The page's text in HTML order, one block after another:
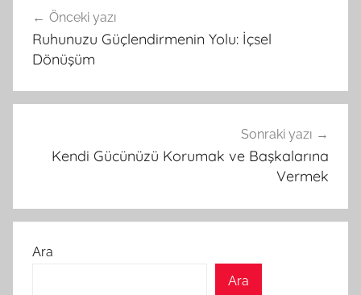
gezinmesi
Önceki yazı
Ruhunuzu Güçlendirmenin Yolu: İçsel
Dönüşüm
Sonraki yazı
Kendi Gücünüzü Korumak ve Başkalarına
Vermek
Ara
Ara